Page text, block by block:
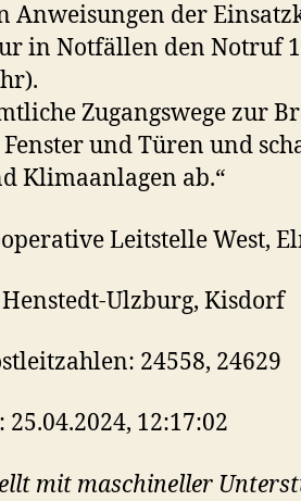
Anweisungen der
in Notfällen den Notruf
Zugangswege zur
und Türen und
Klimaanlagen ab.“
Leitstelle West,
Ulzburg, Kisdorf
24558, 24629
12:17:02
mit maschineller